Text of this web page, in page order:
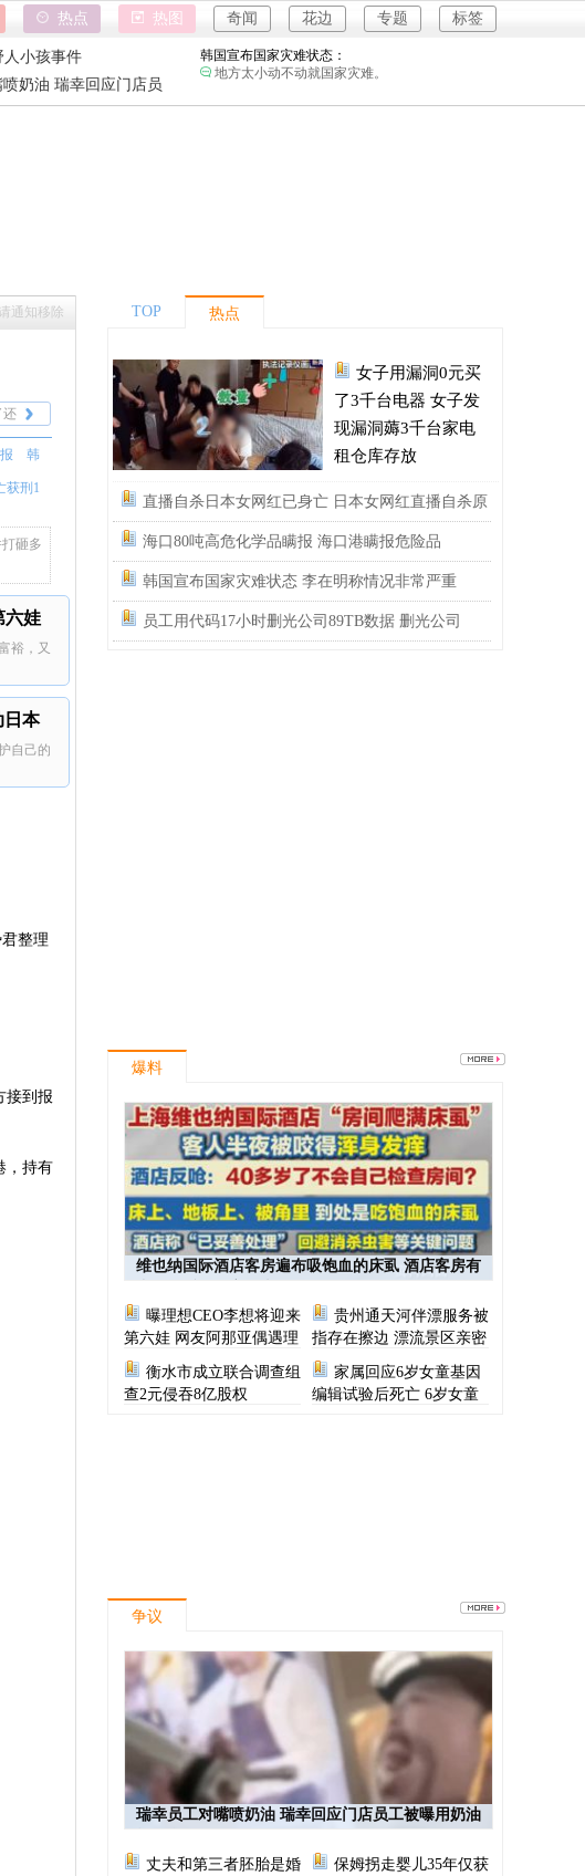
标签
专题
花边
奇闻
热图
热点
人小孩事件
西大同订婚强奸案
林大爷救助重庆游客
奶油 瑞幸回应门店员
枪喂食
社会需要较真的人监督。
韩国宣布国家灾难状态：
地方太小动不动就国家灾难。
员工用代码17小时删光公司89TB数据：
击
海口80吨高危化学品瞒报：
韩国宣布国家灾难状态：
地方太小动不动就国家灾难。
员工用代码17小时删光公司89TB数据：
是他太厉害了还是这家公司没有安全管理。
以后急诊医生怕是遇到感冒也要把所有检查都做
通知移除
还
。
韩
获刑1
砸多
六娃
裕，又
日本
自己的
整理
接到报
，持有
TOP 热点
女子用漏洞0元买
了3千台电器 女子发
现漏洞薅3千台家电
租仓库存放
直播自杀日本女网红已身亡 日本女网红直播自杀原
因调查中
海口80吨高危化学品瞒报 海口港瞒报危险品
韩国宣布国家灾难状态 李在明称情况非常严重
员工用代码17小时删光公司89TB数据 删光公司
爆料
维也纳国际酒店客房遍布吸饱血的床虱 酒店客房有
曝理想CEO李想将迎来
第六娃 网友阿那亚偶遇理
想CEO一家
贵州通天河伴漂服务被
指存在擦边 漂流景区亲密
服务尺度按等级收费
衡水市成立联合调查组
查2元侵吞8亿股权
家属回应6岁女童基因
编辑试验后死亡 6岁女童
争议
瑞幸员工对嘴喷奶油 瑞幸回应门店员工被曝用奶油
丈夫和第三者胚胎是婚
保姆拐走婴儿35年仅获